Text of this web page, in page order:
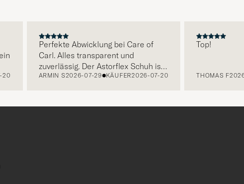
Perfekte Abwicklung bei Care of
Carl. Alles transparent und
zuverlässig. Der Astorflex Schuh ist
bequem, top verarbeitet. Rundum
ARMIN S2026-07-29 KÄUFER 2026-07-20
Top!
THOMAS F2026-